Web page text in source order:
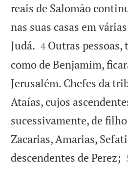
reais de Salomão
nas suas casas em
Judá. 

4 Outras pessoas,
como de Benjamim,
Jerusalém. Chefes da
Ataías, cujos
sucessivamente, de
Zacarias, Amarias,
descendentes de Perez;